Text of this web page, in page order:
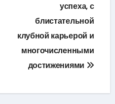
успеха, с
блистательной
клубной карьерой и
многочисленными
достижениями